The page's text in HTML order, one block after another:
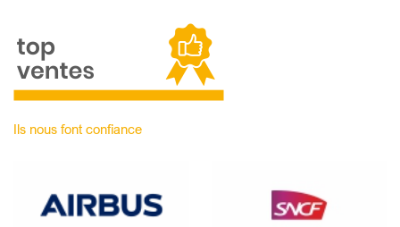
Ils nous font confiance